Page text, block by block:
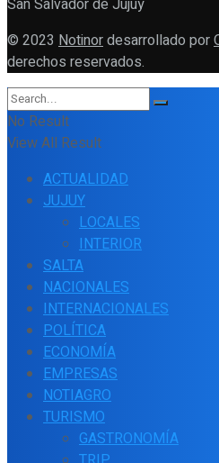
© 2023 Notinordesarrollado por
derechos reservados.
No Result
View All Result
ACTUALIDAD
JUJUY
LOCALES
INTERIOR
SALTA
NACIONALES
INTERNACIONALES
POLÍTICA
ECONOMÍA
EMPRESAS
NOTIAGRO
TURISMO
GASTRONOMÍA